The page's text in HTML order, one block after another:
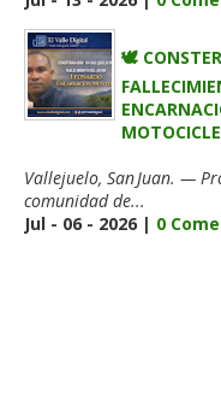
🕊️
Vallejuelo, San Juan. —
comunidad de...
Jul - 06 - 2026 | 0